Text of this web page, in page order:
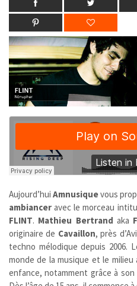
Aujourd’hui Amnusiquevous
ambiancer avec le morceau
FLINT. Mathieu Bertrand aka
originaire de Cavaillon, près
techno mélodique depuis 2006.
monde de la musique et le
enfance, notamment grâce à